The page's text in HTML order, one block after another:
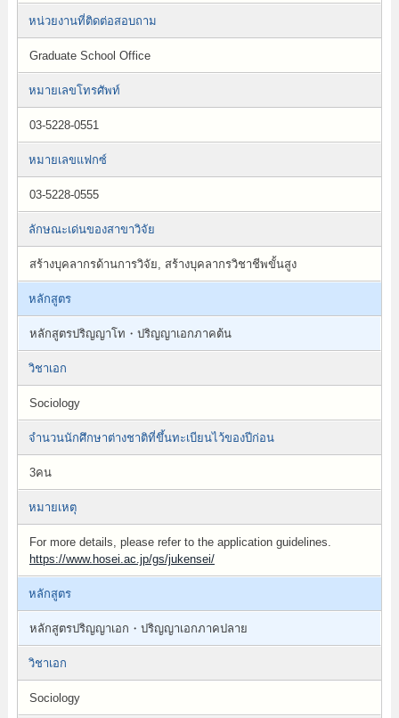
หน่วยงานที่ติดต่อสอบถาม
Graduate School Office
หมายเลขโทรศัพท์
03-5228-0551
หมายเลขแฟกซ์
03-5228-0555
ลักษณะเด่นของสาขาวิจัย
สร้างบุคลากรด้านการวิจัย, สร้างบุคลากรวิชาชีพขั้นสูง
หลักสูตร
หลักสูตรปริญญาโท・ปริญญาเอกภาคต้น
วิชาเอก
Sociology
จำนวนนักศึกษาต่างชาติที่ขึ้นทะเบียนไว้ของปีก่อน
3คน
หมายเหตุ
For more details, please refer to the application guidelines.
https://www.hosei.ac.jp/gs/jukensei/
หลักสูตร
หลักสูตรปริญญาเอก・ปริญญาเอกภาคปลาย
วิชาเอก
Sociology